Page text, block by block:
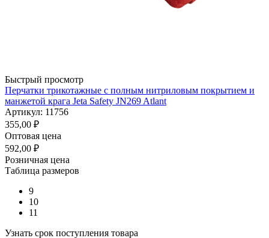
Быстрый просмотр
Перчатки трикотажные с полным нитриловым покрытием и
манжетой крага Jeta Safety JN269 Atlant
Артикул: 11756
355,00 ₽
Оптовая цена
592,00 ₽
Розничная цена
Таблица размеров
9
10
11
Узнать срок поступления товара